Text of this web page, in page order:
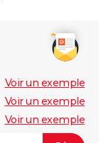
Voir un exemple
Voir un exemple
Voir un exemple